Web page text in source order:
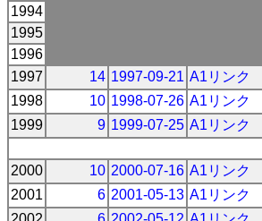
1994
1995
1996
1997
14 1997-09-21 A1リンク
1998
10 1998-07-26 A1リンク
1999
9 1999-07-25 A1リンク
2000
10 2000-07-16 A1リンク
2001
6 2001-05-13 A1リンク